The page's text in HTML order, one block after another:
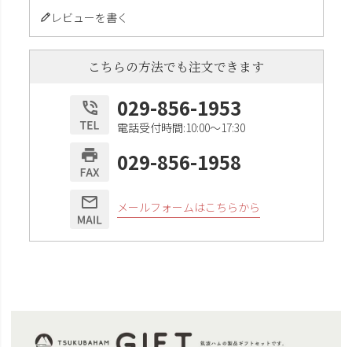
レビューを書く
こちらの方法でも注文できます
029-856-1953
電話受付時間:10:00〜17:30
029-856-1958
メールフォームはこちらから